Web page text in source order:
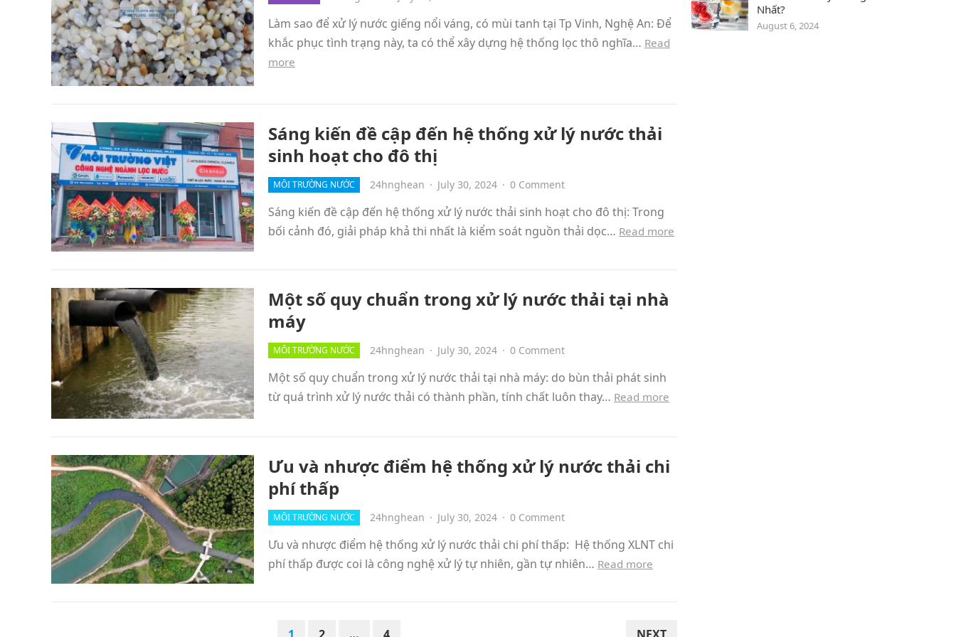
Làm sao để xử lý nước giếng nổi váng, có mùi tanh tại Tp Vinh, Nghệ An: Để
khắc phục tình trạng này, ta có thể xây dựng hệ thống lọc thô nghĩa… Read
more
Sáng kiến đề cập đến hệ thống xử lý nước thải
sinh hoạt cho đô thị
MÔI TRƯỜNG NƯỚC 24hnghean · July 30, 2024 · 0 Comment
Sáng kiến đề cập đến hệ thống xử lý nước thải sinh hoạt cho đô thị: Trong
bối cảnh đó, giải pháp khả thi nhất là kiểm soát nguồn thải dọc… Read more
Một số quy chuẩn trong xử lý nước thải tại nhà
máy
MÔI TRƯỜNG NƯỚC 24hnghean · July 30, 2024 · 0 Comment
Một số quy chuẩn trong xử lý nước thải tại nhà máy: do bùn thải phát sinh
từ quá trình xử lý nước thải có thành phần, tính chất luôn thay… Read more
Ưu và nhược điểm hệ thống xử lý nước thải chi
phí thấp
MÔI TRƯỜNG NƯỚC 24hnghean · July 30, 2024 · 0 Comment
Ưu và nhược điểm hệ thống xử lý nước thải chi phí thấp: Hệ thống XLNT chi
phí thấp được coi là công nghệ xử lý tự nhiên, gần tự nhiên… Read more
Nhất?
August 6, 2024